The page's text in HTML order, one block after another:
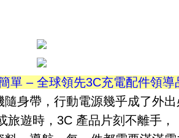
單 – 全球領先3C充電配件領導
身帶，行動電源幾乎成了外出
旅遊時，3C 產品片刻不離手，